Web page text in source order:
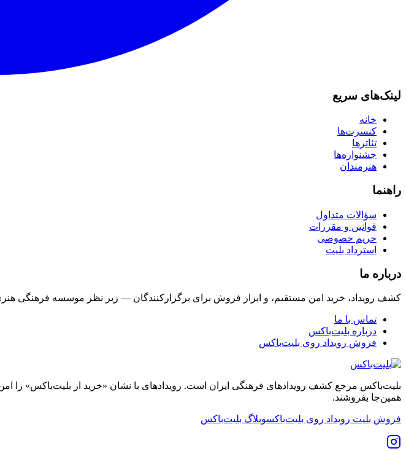
لینک‌های سریع
خانه
کنسرت‌ها
تئاترها
جشنواره‌ها
هنرمندان
راهنما
سؤالات متداول
قوانین و مقررات
حریم خصوصی
استرداد بلیت
درباره ما
کشف رویداد، خرید امن مستقیم، و ابزار فروش برای برگزارکنندگان — زیر نظر موسسه فرهنگی
تماس با ما
درباره بلیت‌باکس
فروش رویداد روی بلیت‌باکس
بلیت‌باکس مرجع کشف رویدادهای فرهنگی ایران است. رویدادهای با نشان «خرید از بلیت‌باکس» را امن
همین‌جا بفروشند.
فروش بلیت رویداد روی بلیت‌باکسوبلاگ بلیت‌باکس